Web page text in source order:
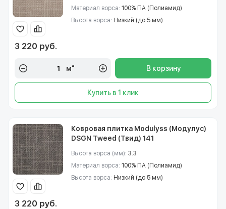
Материал ворса: 100% ПА (Полиамид)
Высота ворса: Низкий (до 5 мм)
3 220 руб.
м² В корзину
Купить в 1 клик
Ковровая плитка Modulyss (Модулус)
DSGN Tweed (Твид) 141
Высота ворса (мм): 3.3
Материал ворса: 100% ПА (Полиамид)
Высота ворса: Низкий (до 5 мм)
3 220 руб.